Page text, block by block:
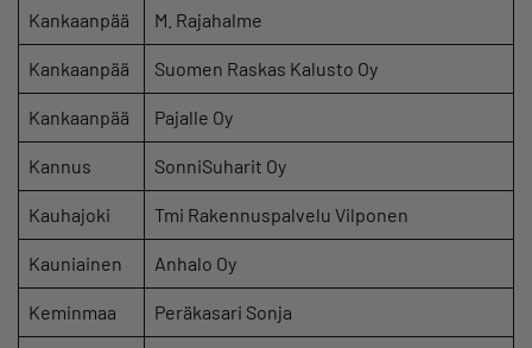
Kankaanpää M. Rajahalme
Kankaanpää Suomen Raskas Kalusto Oy
Kankaanpää Pajalle Oy
Kannus SonniSuharit Oy
Kauhajoki Tmi Rakennuspalvelu Vilponen
Kauniainen Anhalo Oy
Keminmaa Peräkasari Sonja